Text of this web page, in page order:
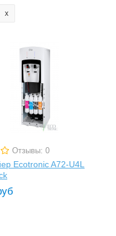
Отзывы: 0
Ecotronic A72-U4L